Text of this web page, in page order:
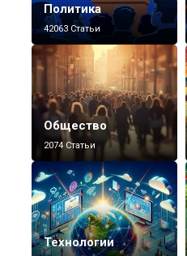
Политика
42063 Статьи
Общество
2074 Статьи
Технологии